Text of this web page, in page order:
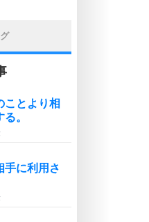
ことより相
。
手に利用さ